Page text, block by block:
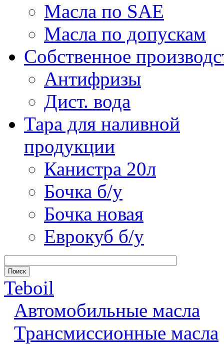
Масла по SAE
Масла по допускам
Собственное
Антифризы
Дист. вода
Тара для наливной
продукции
Канистра 20л
Бочка б/у
Бочка новая
Еврокуб б/у
Teboil
Автомобильные масла
Трансмиссионные масла